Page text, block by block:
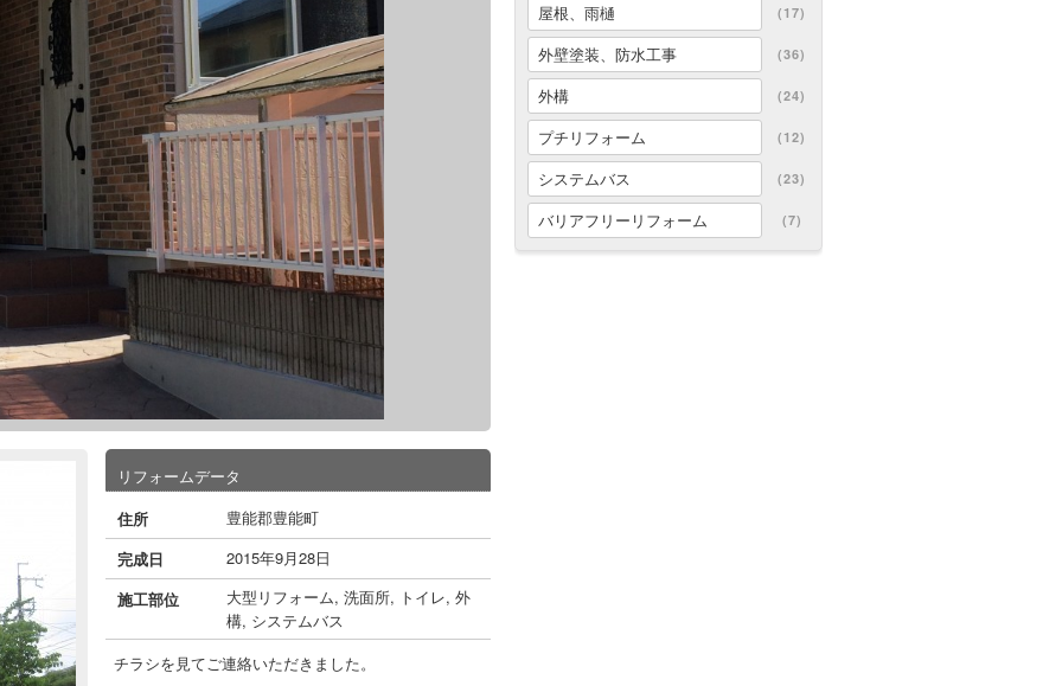
リフォームデータ
住所
豊能郡豊能町
完成日
2015年9月28日
施工部位
大型リフォーム, 洗面所, トイレ, 外
構, システムバス
チラシを見てご連絡いただきました。
屋根、雨樋 (17)
外壁塗装、防水工事 (36)
外構 (24)
プチリフォーム (12)
システムバス (23)
バリアフリーリフォーム (7)